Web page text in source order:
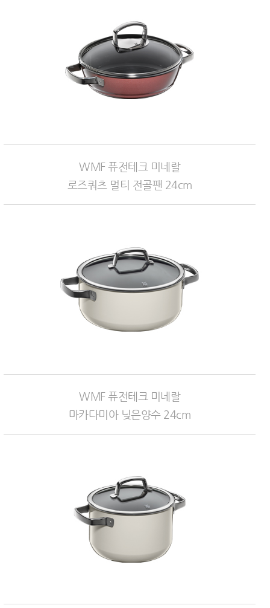
WMF 퓨전테크 미네랄
로즈쿼츠 멀티 전골팬 24cm
WMF 퓨전테크 미네랄
마카다미아 닞은양수 24cm